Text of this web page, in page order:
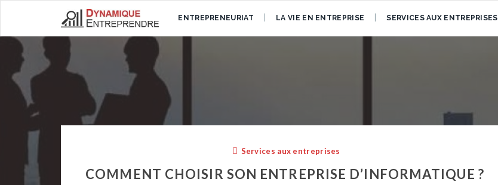
ENTREPRENEURIAT LA VIE EN ENTREPRISE SERVICES AUX ENTREPRISES
Services aux entreprises
COMMENT CHOISIR SON ENTREPRISE D’INFORMATIQUE ?